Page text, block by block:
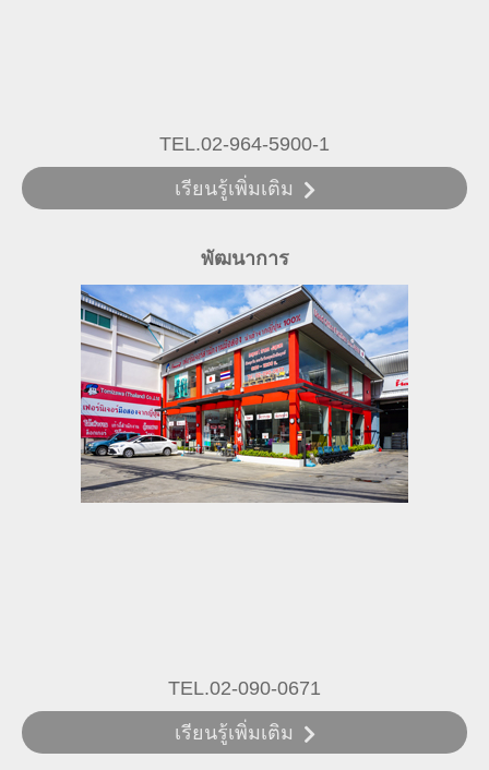
TEL.02-964-5900-1
เรียนรู้เพิ่มเติม
พัฒนาการ
TEL.02-090-0671
เรียนรู้เพิ่มเติม